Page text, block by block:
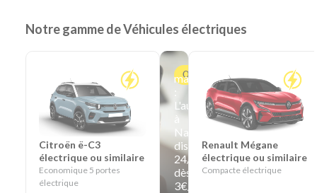
Notre gamme de Véhicules électriques
Citroën ë-C3
électrique ou similaire
Economique 5 portes
électrique
Offre
marguerite
L'autopartage
à
Nantes
disponible
24/24
dès
3€/heure
Renault Mégane
électrique ou similaire
Compacte électrique